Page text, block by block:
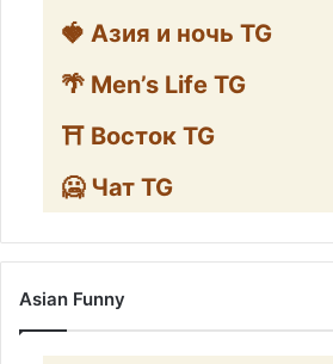
🍓 Азия и ночь TG
🌴 Men’s Life TG
⛩️ Восток TG
🥶 Чат TG
Asian Funny